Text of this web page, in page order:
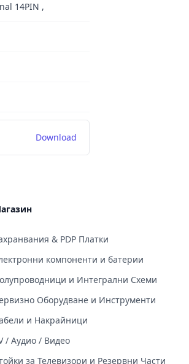
14PIN ,
Download
& PDP Платки
компоненти и батерии
и Интегрални Схеми
Оборудване и Инструменти
и Накрайници
/ Аудио / Видео
за Телевизори и Резервни Части